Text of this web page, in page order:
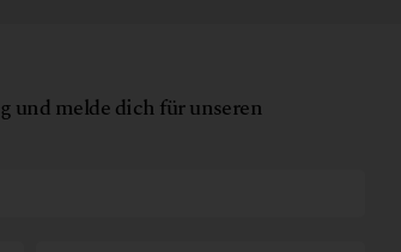
und melde dich für unseren